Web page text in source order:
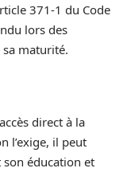
371-1 du Code
lors des
maturité.
direct à la
l’exige, il peut
éducation et